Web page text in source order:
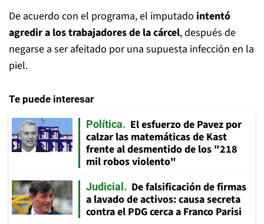
De acuerdo con el programa, el imputado intentó
agredir a los trabajadores de la cárcel, después de
negarse a ser afeitado por una supuesta infección en la
piel.
Te puede interesar
Política
El esfuerzo de Pavez por
calzar las matemáticas de Kast
frente al desmentido de los "218
mil robos violento"
Judicial
De falsificación de firmas
a lavado de activos: causa secreta
contra el PDG cerca a Franco Parisi